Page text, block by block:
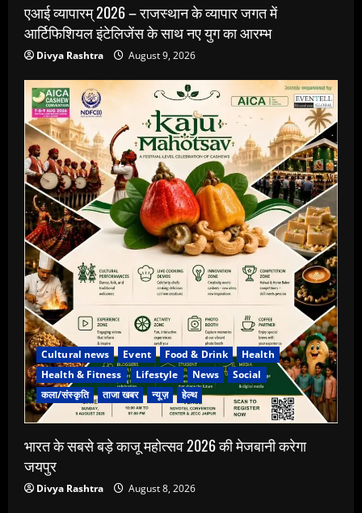
एआई व्यापारम् 2026 – राजस्थान के व्यापार जगत में
आर्टिफिशियल इंटेलिजेंस के साथ नए युग का आरम्भ
Divya Rashtra August 9, 2026
Cultural news Event Food & Drink
Health
Health & Fitness
Lifestyle News
Social
कला/संस्कृति
ताजा खबर न्यूज़ हेल्थ
भारत के सबसे बड़े काजू महोत्सव 2026 की मेजबानी करेगा
जयपुर
Divya Rashtra August 8, 2026